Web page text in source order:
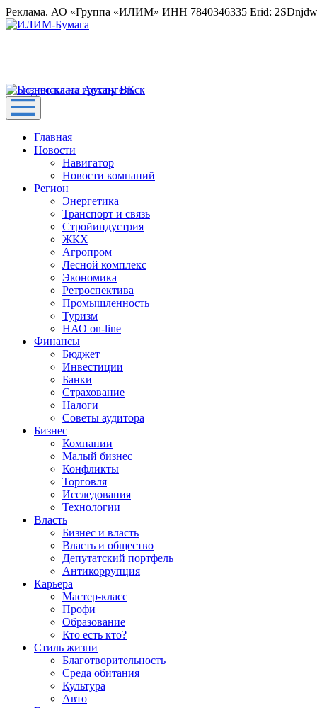
Реклама. АО «Группа «ИЛИМ» ИНН 7840346335 Erid:
Главная
Новости
Навигатор
Новости компаний
Регион
Энергетика
Транспорт и связь
Стройиндустрия
ЖКХ
Агропром
Лесной комплекс
Экономика
Ретроспектива
Промышленность
Туризм
НАО on-line
Финансы
Бюджет
Инвестиции
Банки
Страхование
Налоги
Советы аудитора
Бизнес
Компании
Малый бизнес
Конфликты
Торговля
Исследования
Технологии
Власть
Бизнес и власть
Власть и общество
Депутатский портфель
Антикоррупция
Карьера
Мастер-класс
Профи
Образование
Кто есть кто?
Стиль жизни
Благотворительность
Среда обитания
Культура
Авто